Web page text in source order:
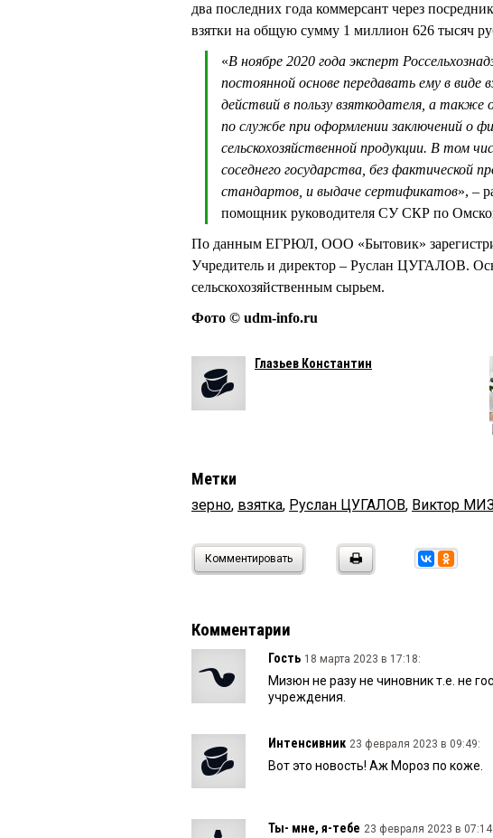
два последних года коммерсант через
взятки на общую сумму 1 миллион 626 тысяч
«В ноябре 2020 года эксперт
постоянной основе передавать ему в
действий в пользу взяткодателя, а
по службе при оформлении заключений о
сельскохозяйственной продукции. В том
соседнего государства, без фактической
стандартов, и выдаче сертификатов», –
помощник руководителя СУ СКР по
По данным ЕГРЮЛ, ООО «Бытовик»
Учредитель и директор – Руслан ЦУГАЛОВ.
сельскохозяйственным сырьем.
Фото © udm-info.ru
Глазьев Константин
Метки
зерно, взятка, Руслан ЦУГАЛОВ, Виктор
Комментировать
Комментарии
Гость 18 марта 2023 в 17:18:
Мизюн не разу не чиновник т.е. не
учреждения.
Интенсивник 23 февраля 2023 в 09:49:
Вот это новость! Аж Мороз по коже.
Ты- мне, я-тебе 23 февраля 2023 в 07:14: